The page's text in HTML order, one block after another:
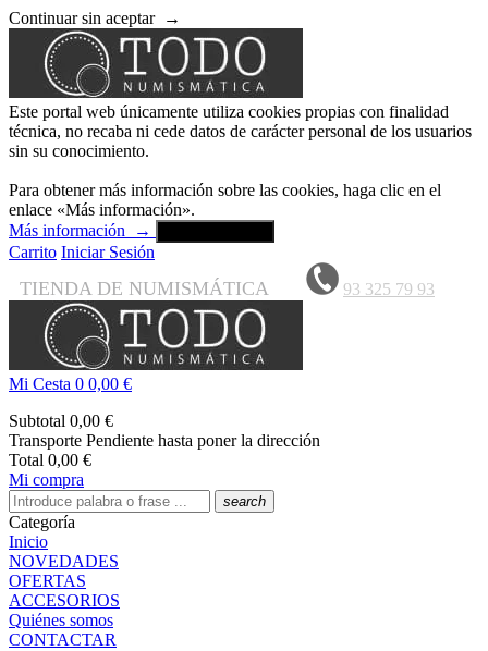
Continuar sin aceptar →
Este portal web únicamente utiliza cookies propias con finalidad
técnica, no recaba ni cede datos de carácter personal de los usuarios
sin su conocimiento.
Para obtener más información sobre las cookies, haga clic en el
enlace «Más información».
Más información
→
Carrito Iniciar Sesión
TIENDA DE NUMISMÁTICA 93 325 79 93
Mi Cesta 0 0,00 €
Subtotal 0,00 €
Transporte Pendiente hasta poner la dirección
Total 0,00 €
Mi compra
search
Categoría
Inicio
NOVEDADES
OFERTAS
ACCESORIOS
Quiénes somos
CONTACTAR